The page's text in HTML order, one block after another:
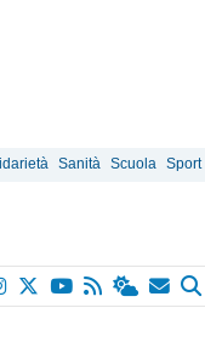
Sanità Scuola Sport